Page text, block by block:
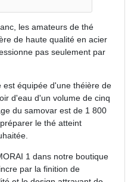
les amateurs de thé
de haute qualité en acier
pas seulement par
équipée d'une théière de
d'eau d'un volume de cinq
du samovar est de 1 800
le thé atteint
1 dans notre boutique
par la finition de